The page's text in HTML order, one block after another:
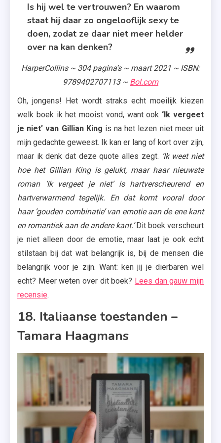
Is hij wel te vertrouwen? En waarom
staat hij daar zo ongelooflijk sexy te
doen, zodat ze daar niet meer helder
over na kan denken?
HarperCollins ~ 304 pagina’s ~ maart 2021 ~ ISBN:
9789402707113 ~ Bol.com
Oh, jongens! Het wordt straks echt moeilijk kiezen
welk boek ik het mooist vond, want ook ‘Ik vergeet
je niet’ van Gillian King is na het lezen niet meer uit
mijn gedachte geweest. Ik kan er lang of kort over zijn,
maar ik denk dat deze quote alles zegt. ‘Ik weet niet
hoe het Gillian King is gelukt, maar haar nieuwste
roman ‘Ik vergeet je niet’ is hartverscheurend en
hartverwarmend tegelijk. En dat komt vooral door
haar ‘gouden combinatie’ van emotie aan de ene kant
en romantiek aan de andere kant.’Dit boek verscheurt
je niet alleen door de emotie, maar laat je ook echt
stilstaan bij dat wat belangrijk is, bij de mensen die
belangrijk voor je zijn. Want: ken jij je dierbaren wel
echt? Meer weten over dit boek? Lees dan gauw mijn
recensie.
18. Italiaanse toestanden –
Tamara Haagmans